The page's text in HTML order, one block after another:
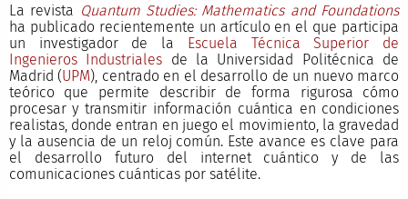
La revista Quantum Studies: Mathematics and Foundations
ha publicado recientemente un artículo en el que participa
un investigador de la Escuela Técnica Superior de
Ingenieros Industriales de la Universidad Politécnica de
Madrid (UPM), centrado en el desarrollo de un nuevo marco
teórico que permite describir de forma rigurosa cómo
procesar y transmitir información cuántica en condiciones
realistas, donde entran en juego el movimiento, la gravedad
y la ausencia de un reloj común. Este avance es clave para
el desarrollo futuro del internet cuántico y de las
comunicaciones cuánticas por satélite.